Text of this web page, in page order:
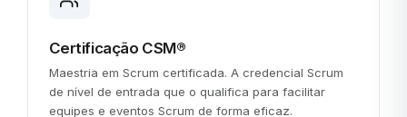
Certificação CSM®
Maestria em Scrum certificada. A credencial Scrum
de nível de entrada que o qualifica para facilitar
equipes e eventos Scrum de forma eficaz.